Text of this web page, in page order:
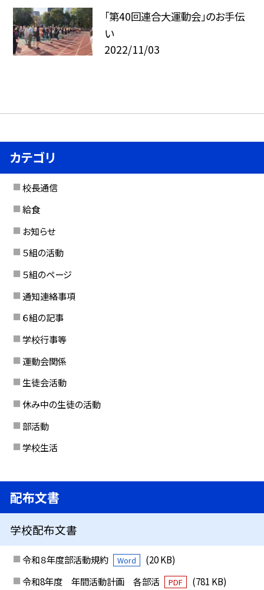
「第40回連合大運動会」のお手伝
い
2022/11/03
カテゴリ
校長通信
給食
お知らせ
５組の活動
５組のページ
通知連絡事項
６組の記事
学校行事等
運動会関係
生徒会活動
休み中の生徒の活動
部活動
学校生活
配布文書
学校配布文書
令和８年度部活動規約 Word
(20 KB)
令和8年度 年間活動計画 各部活
PDF (781 KB)